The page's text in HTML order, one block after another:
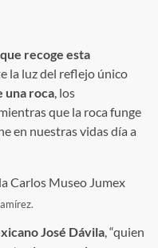
recoge esta
la luz del reflejo único
una roca, los
que la roca funge
en nuestras vidas día a
José Dávila, “quien